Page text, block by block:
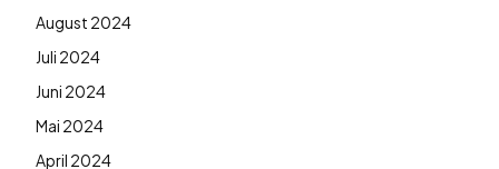
August 2024
Juli 2024
Juni 2024
Mai 2024
April 2024